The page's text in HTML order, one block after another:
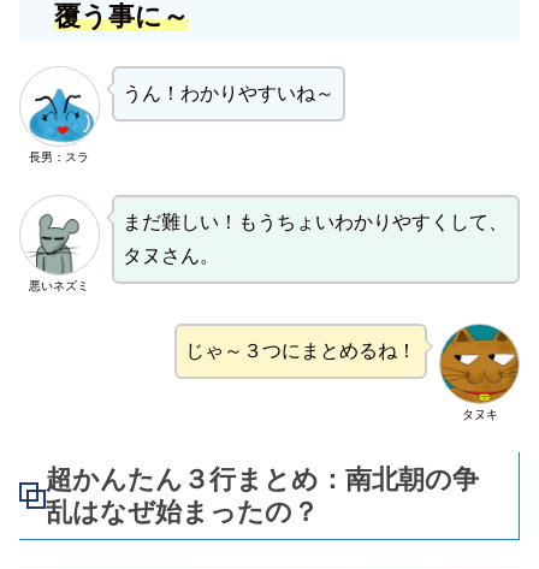
覆う事に～
長男：スラ
うん！わかりやすいね～
悪いネズミ
まだ難しい！もうちょいわかりやすくして、
タヌさん。
タヌキ
じゃ～３つにまとめるね！
超かんたん３行まとめ：南北朝の争
乱はなぜ始まったの？